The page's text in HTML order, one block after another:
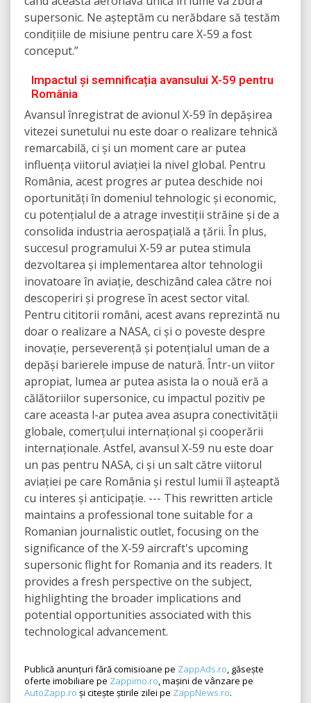
supersonic. Ne așteptăm cu nerăbdare să testăm
condițiile de misiune pentru care X-59 a fost
conceput.”
Impactul și semnificația avansului X-59 pentru
România
Avansul înregistrat de avionul X-59 în depășirea
vitezei sunetului nu este doar o realizare tehnică
remarcabilă, ci și un moment care ar putea
influența viitorul aviației la nivel global. Pentru
România, acest progres ar putea deschide noi
oportunități în domeniul tehnologic și economic,
cu potențialul de a atrage investiții străine și de a
consolida industria aerospațială a țării. În plus,
succesul programului X-59 ar putea stimula
dezvoltarea și implementarea altor tehnologii
inovatoare în aviație, deschizând calea către noi
descoperiri și progrese în acest sector vital.
Pentru cititorii români, acest avans reprezintă nu
doar o realizare a NASA, ci și o poveste despre
inovație, perseverență și potențialul uman de a
depăși barierele impuse de natură. Într-un viitor
apropiat, lumea ar putea asista la o nouă eră a
călătoriilor supersonice, cu impactul pozitiv pe
care aceasta l-ar putea avea asupra conectivității
globale, comerțului internațional și cooperării
internaționale. Astfel, avansul X-59 nu este doar
un pas pentru NASA, ci și un salt către viitorul
aviației pe care România și restul lumii îl așteaptă
cu interes și anticipație. --- This rewritten article
maintains a professional tone suitable for a
Romanian journalistic outlet, focusing on the
significance of the X-59 aircraft's upcoming
supersonic flight for Romania and its readers. It
provides a fresh perspective on the subject,
highlighting the broader implications and
potential opportunities associated with this
technological advancement.
Publică anunțuri fără comisioane pe ZappAds.ro, găsește
oferte imobiliare pe Zappimo.ro, mașini de vânzare pe
AutoZapp.ro și citește știrile zilei pe ZappNews.ro.